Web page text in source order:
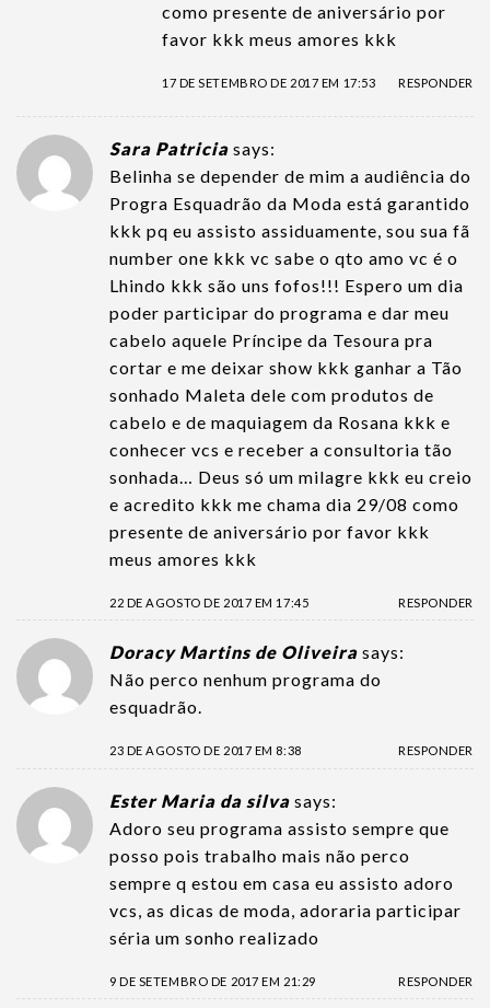
como presente de aniversário por
favor kkk meus amores kkk
17 DE SETEMBRO DE 2017 EM 17:53 RESPONDER
Sara Patricia says:
Belinha se depender de mim a audiência do
Progra Esquadrão da Moda está garantido
kkk pq eu assisto assiduamente, sou sua fã
number one kkk vc sabe o qto amo vc é o
Lhindo kkk são uns fofos!!! Espero um dia
poder participar do programa e dar meu
cabelo aquele Príncipe da Tesoura pra
cortar e me deixar show kkk ganhar a Tão
sonhado Maleta dele com produtos de
cabelo e de maquiagem da Rosana kkk e
conhecer vcs e receber a consultoria tão
sonhada… Deus só um milagre kkk eu creio
e acredito kkk me chama dia 29/08 como
presente de aniversário por favor kkk
meus amores kkk
22 DE AGOSTO DE 2017 EM 17:45 RESPONDER
Doracy Martins de Oliveira says:
Não perco nenhum programa do
esquadrão.
23 DE AGOSTO DE 2017 EM 8:38 RESPONDER
Ester Maria da silva says:
Adoro seu programa assisto sempre que
posso pois trabalho mais não perco
sempre q estou em casa eu assisto adoro
vcs, as dicas de moda, adoraria participar
séria um sonho realizado
9 DE SETEMBRO DE 2017 EM 21:29 RESPONDER